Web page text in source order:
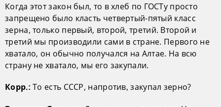
Когда этот закон был, то в хлеб по ГОСТу просто
запрещено было класть четвертый-пятый класс
зерна, только первый, второй, третий. Второй и
третий мы производили сами в стране. Первого не
хватало, он обычно получался на Алтае. На всю
страну не хватало, мы его закупали.
Корр.:То есть СССР, напротив, закупал зерно?